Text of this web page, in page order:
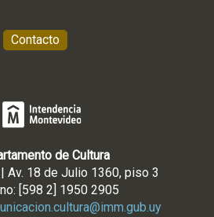
Contacto
de Cultura
Av. 18 de Julio 1360, piso 3
[598 2] 1950 2905